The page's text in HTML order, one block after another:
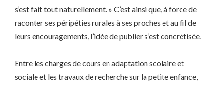
s’est fait tout naturellement. » C’est ainsi que, à force de
raconter ses péripéties rurales à ses proches et au fil de
leurs encouragements, l’idée de publier s’est concrétisée.
Entre les charges de cours en adaptation scolaire et
sociale et les travaux de recherche sur la petite enfance,